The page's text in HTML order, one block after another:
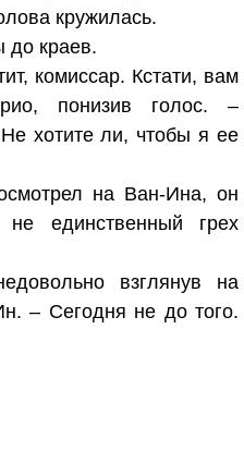
кружилась.
до краев.
комиссар. Кстати, вам
понизив голос. –
хотите ли, чтобы я ее
на Ван-Ина, он
единственный грех
взглянув на
– Сегодня не до того.